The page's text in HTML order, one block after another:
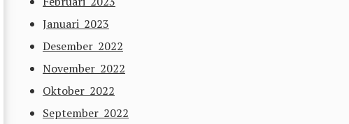
Januari 2023
Desember 2022
November 2022
Oktober 2022
September 2022